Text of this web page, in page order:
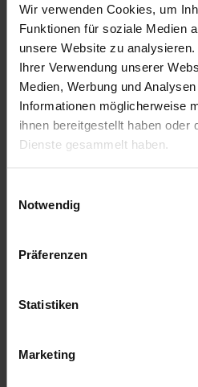
Wir verwenden Cookies, um
Funktionen für soziale Medien
unsere Website zu
Ihrer Verwendung unserer
Medien, Werbung und
Informationen möglicherweise
ihnen bereitgestellt haben oder
Dienste gesammelt haben.
Notwendig
Präferenzen
Statistiken
Marketing
The package contains a
pouches in 6 different colors
pink, orange and purple).
intense and create a
throwing in the air. This set
1000 people. With this Holi
you are ideally equipped for
festival. During the order
Holi colors bag size: 15 x 13
Goods will be shipped on a